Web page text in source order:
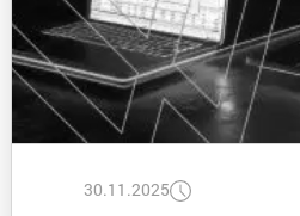
30.11.2025